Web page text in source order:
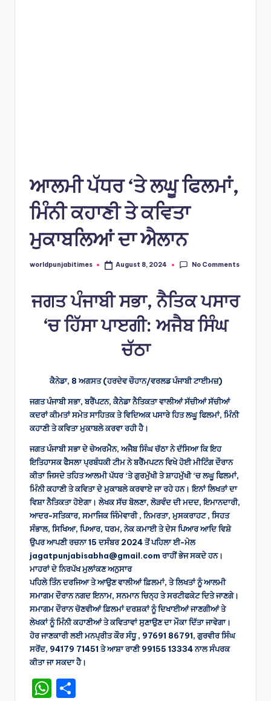
ਆਲਮੀ ਪੱਧਰ ‘ਤੇ ਲਘੂ ਫਿਲਮਾਂ,
ਮਿੰਨੀ ਕਹਾਣੀ ਤੇ ਕਵਿਤਾ
ਮੁਕਾਬਲਿਆਂ ਦਾ ਐਲਾਨ
Posted
worldpunjabitimes August 8, 2024 No Comments
ਜਗਤ ਪੰਜਾਬੀ ਸਭਾ, ਨੈਤਿਕ ਪਸਾਰ
‘ਚ ਹਿੱਸਾ ਪਾੲਗੀ: ਅਜੈਬ ਸਿੰਘ
ਚੱਠਾ
ਕੈਨੇਡਾ, 8 ਅਗਸਤ (ਹਰਦੇਵ ਚੌਹਾਨ/ਵਰਲਡ ਪੰਜਾਬੀ ਟਾਈਮਜ਼)
ਜਗਤ ਪੰਜਾਬੀ ਸਭਾ, ਬਰੈਂਪਟਨ, ਕੈਨੇਡਾ ਨੈਤਿਕਤਾ ਵਾਲੀਆਂ ਸੱਚੀਆਂ ਸੱਚੀਆਂ
ਕਦਰਾਂ ਕੀਮਤਾਂ ਸਮੇਤ ਸਾਹਿਤਕ ਤੇ ਵਿਦਿਅਕ ਪਸਾਰੇ ਹਿਤ ਲਘੂ ਫਿਲਮਾਂ, ਮਿੰਨੀ
ਕਹਾਣੀ ਤੇ ਕਵਿਤਾ ਮੁਕਾਬਲੇ ਕਰਵਾ ਰਹੀ ਹੈ।
ਜਗਤ ਪੰਜਾਬੀ ਸਭਾ ਦੇ ਚੇਅਰਮੈਨ, ਅਜੈਬ ਸਿੰਘ ਚੱਠਾ ਨੇ ਦੱਸਿਆ ਕਿ ਇਹ
ਇਤਿਹਾਸਕ ਫੈਸਲਾ ਪ੍ਰਬੰਧਕੀ ਟੀਮ ਨੇ ਬਰੈਂਮਪਟਨ ਵਿਖੇ ਹੋਈ ਮੀਟਿੰਗ ਦੌਰਾਨ
ਕੀਤਾ ਜਿਸਦੇ ਤਹਿਤ ਆਲਮੀ ਪੱਧਰ ‘ਤੇ ਗੁਰਮੁੱਖੀ ਤੇ ਸ਼ਾਹਮੁੱਖੀ ‘ਚ ਲਘੂ ਫਿਲਮਾਂ,
ਮਿੰਨੀ ਕਹਾਣੀ ਤੇ ਕਵਿਤਾ ਦੇ ਮੁਕਾਬਲੇ ਕਰਵਾਏ ਜਾ ਰਹੇ ਹਨ। ਇਨਾਂ ਲਿਖਤਾਂ ਦਾ
ਵਿਸ਼ਾ ਨੈਤਿਕਤਾ ਹੋਏਗਾ। ਲੇਖਕ ਸੱਚ ਬੋਲਣਾ, ਲੋੜਵੰਦ ਦੀ ਮਦਦ, ਇਮਾਨਦਾਰੀ,
ਆਦਰ-ਸਤਿਕਾਰ, ਸਮਾਜਿਕ ਜਿੰਮੇਵਾਰੀ , ਨਿਮਰਤਾ, ਮੁਸਕਰਾਹਟ , ਸਿਹਤ
ਸੰਭਾਲ, ਸਿਖਿਆ, ਪਿਆਰ, ਧਰਮ, ਨੇਕ ਕਮਾਈ ਤੇ ਦੇਸ ਪਿਆਰ ਆਦਿ ਵਿਸ਼ੇ
ਉਪਰ ਆਪਣੀ ਰਚਨਾ 15 ਦਸੰਬਰ 2024 ਤੋਂ ਪਹਿਲਾ ਈ-ਮੇਲ
jagatpunjabisabha@gmail.com ਰਾਹੀਂ ਭੇਜ ਸਕਦੇ ਹਨ।
ਮਾਹਰਾਂ ਦੇ ਨਿਰਪੱਖ ਮੁਲਾਂਕਣ ਅਨੁਸਾਰ
ਪਹਿਲੇ ਤਿੰਨ ਦਰਜਿਆ ਤੇ ਆਉਣ ਵਾਲੀਆਂ ਫ਼ਿਲਮਾਂ, ਤੇ ਲਿਖਤਾਂ ਨੂੰ ਆਲਮੀ
ਸਮਾਗਮ ਦੌਰਾਨ ਨਗਦ ਇਨਾਮ, ਸਨਮਾਨ ਚਿਨ੍ਹ ਤੇ ਸਰਟੀਫਕੇਟ ਦਿਤੇ ਜਾਣਗੇ।
ਸਮਾਗਮ ਦੌਰਾਨ ਚੋਣਵੀਆਂ ਫ਼ਿਲਮਾਂ ਦਰਸ਼ਕਾਂ ਨੂੰ ਦਿਖਾਈਆਂ ਜਾਣਗੀਆਂ ਤੇ
ਲੇਖਕਾਂ ਨੂੰ ਮਿੰਨੀ ਕਹਾਣੀਆਂ ਤੇ ਕਵਿਤਾਵਾਂ ਸੁਣਾਉਣ ਦਾ ਮੌਕਾ ਦਿੱਤਾ ਜਾਵੇਗਾ।
ਹੋਰ ਜਾਣਕਾਰੀ ਲਈ ਮਨਪ੍ਰੀਤ ਕੌਰ ਸੰਧੂ , 97691 86791, ਗੁਰਵੀਰ ਸਿੰਘ
ਸਰੋਂਦ, 94179 71451 ਤੇ ਆਸ਼ਾ ਰਾਣੀ 99155 13334 ਨਾਲ ਸੰਪਰਕ
ਕੀਤਾ ਜਾ ਸਕਦਾ ਹੈ।
W